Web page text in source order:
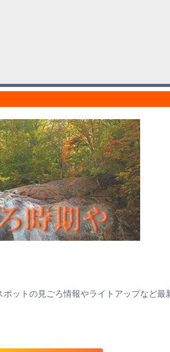
ットの見ごろ情報やライトアップなど最